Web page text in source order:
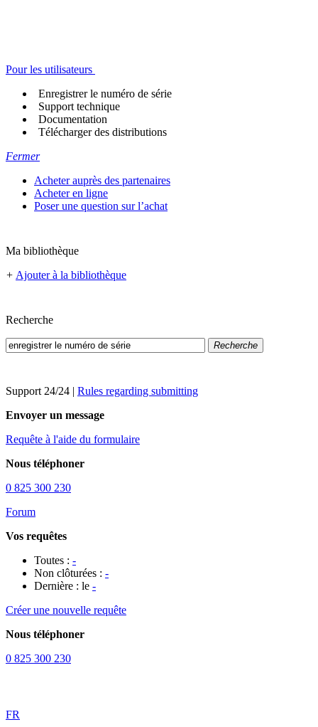
Pour les utilisateurs
Enregistrer le numéro de série
Support technique
Documentation
Télécharger des distributions
Fermer
Acheter auprès des partenaires
Acheter en ligne
Poser une question sur l’achat
Ma bibliothèque
+ Ajouter à la bibliothèque
Recherche
Recherche
Support 24/24 | Rules regarding submitting
Envoyer un message
Requête à l'aide du formulaire
Nous téléphoner
0 825 300 230
Forum
Vos requêtes
Toutes : -
Non clôturées : -
Dernière : le -
Créer une nouvelle requête
Nous téléphoner
0 825 300 230
FR